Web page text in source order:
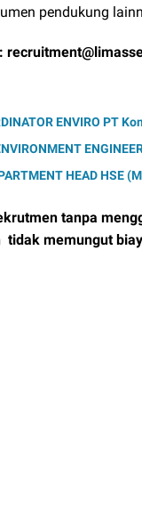
pendukung
ENVIRO PT
HEAD HSE
tanpa
tidak memungut